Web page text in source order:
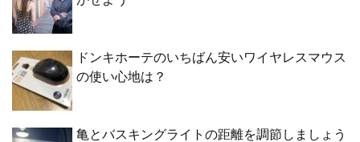
ドンキホーテのいちばん安いワイヤレスマウス
の使い心地は？
亀とバスキングライトの距離を調節しましょう